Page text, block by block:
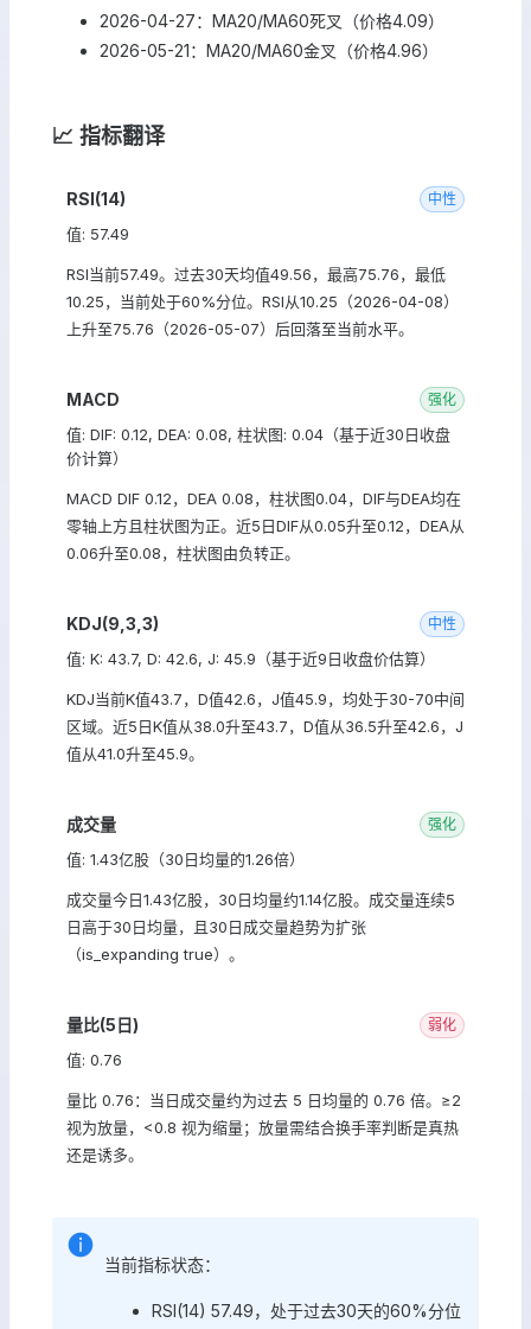
2026-04-27：MA20/MA60死叉（价格4.09）
2026-05-21：MA20/MA60金叉（价格4.96）
📈 指标翻译
RSI(14) 中性
值: 57.49
RSI当前57.49。过去30天均值49.56，最高75.76，最低
10.25，当前处于60%分位。RSI从10.25（2026-04-08）
上升至75.76（2026-05-07）后回落至当前水平。
MACD 强化
值: DIF: 0.12, DEA: 0.08, 柱状图: 0.04（基于近30日收盘
价计算）
MACD DIF 0.12，DEA 0.08，柱状图0.04，DIF与DEA均在
零轴上方且柱状图为正。近5日DIF从0.05升至0.12，DEA从
0.06升至0.08，柱状图由负转正。
KDJ(9,3,3) 中性
值: K: 43.7, D: 42.6, J: 45.9（基于近9日收盘价估算）
KDJ当前K值43.7，D值42.6，J值45.9，均处于30-70中间
区域。近5日K值从38.0升至43.7，D值从36.5升至42.6，J
值从41.0升至45.9。
成交量 强化
值: 1.43亿股（30日均量的1.26倍）
成交量今日1.43亿股，30日均量约1.14亿股。成交量连续5
日高于30日均量，且30日成交量趋势为扩张
（is_expanding true）。
量比(5日) 弱化
值: 0.76
量比 0.76：当日成交量约为过去 5 日均量的 0.76 倍。≥2
视为放量，<0.8 视为缩量；放量需结合换手率判断是真热
还是诱多。
当前指标状态：
RSI(14) 57.49，处于过去30天的60%分位